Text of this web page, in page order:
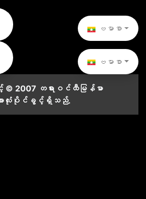
ဗမာစာ
ဗမာစာ
2007 တရားဝင်ထီမြန်မာ
ားလုံးပိုင်ခွင့်ရှိသည်.